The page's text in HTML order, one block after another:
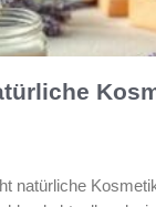
natürliche